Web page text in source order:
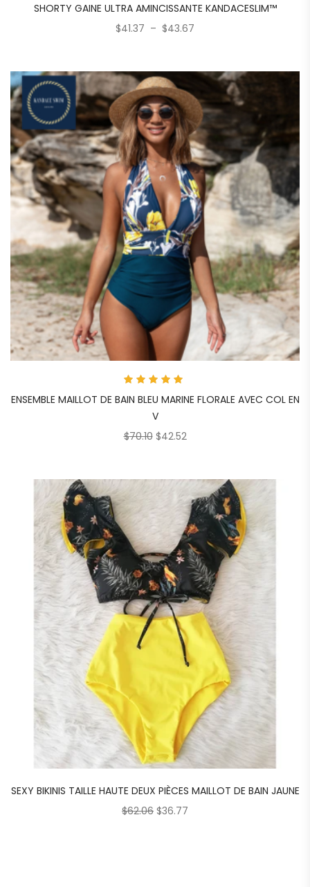
4.857
SHORTY GAINE ULTRA AMINCISSANTE KANDACESLIM™
$41.37 – $43.67
sur 5
ENSEMBLE MAILLOT DE BAIN BLEU MARINE FLORALE AVEC COL EN
V
$70.10 $42.52
SEXY BIKINIS TAILLE HAUTE DEUX PIÈCES MAILLOT DE BAIN JAUNE
$62.06 $36.77